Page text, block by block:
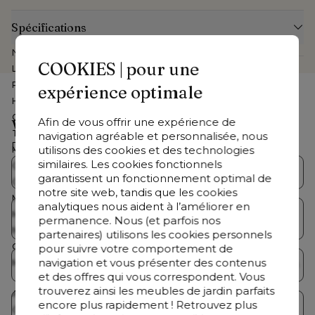
COOKIES | pour une
expérience optimale
Afin de vous offrir une expérience de
navigation agréable et personnalisée, nous
utilisons des cookies et des technologies
similaires. Les cookies fonctionnels
garantissent un fonctionnement optimal de
notre site web, tandis que les cookies
analytiques nous aident à l’améliorer en
permanence. Nous (et parfois nos
partenaires) utilisons les cookies personnels
pour suivre votre comportement de
navigation et vous présenter des contenus
et des offres qui vous correspondent. Vous
trouverez ainsi les meubles de jardin parfaits
encore plus rapidement ! Retrouvez plus
Spécifications
Numéro d'article Web
Largeur
65 cm
Profondeur
Hauteur
30 cm
Coussin(s) inclus
Table basse incluse
Non
Marque
Bristol à la carte
Couleur armature
Noir
Couleur coussins
Noir
Matériau assise
Textilène simple
Matériau armature
Aluminium
Nombre de personnes
1 personne
Couleur
Noir
Matériau
All Weather Cosytica, Aluminium,
Textilène
Assemblé
Non
Couleur des détails du coussin
Catania Black
Vous cherchez autre chose ?
Découvrez notre offre complète
Collections Bristol Salons de jardin
Table de jardin avec
chaises
Tables de jardin
Chaises de jardin Chaises longues
Parasols Accessoires